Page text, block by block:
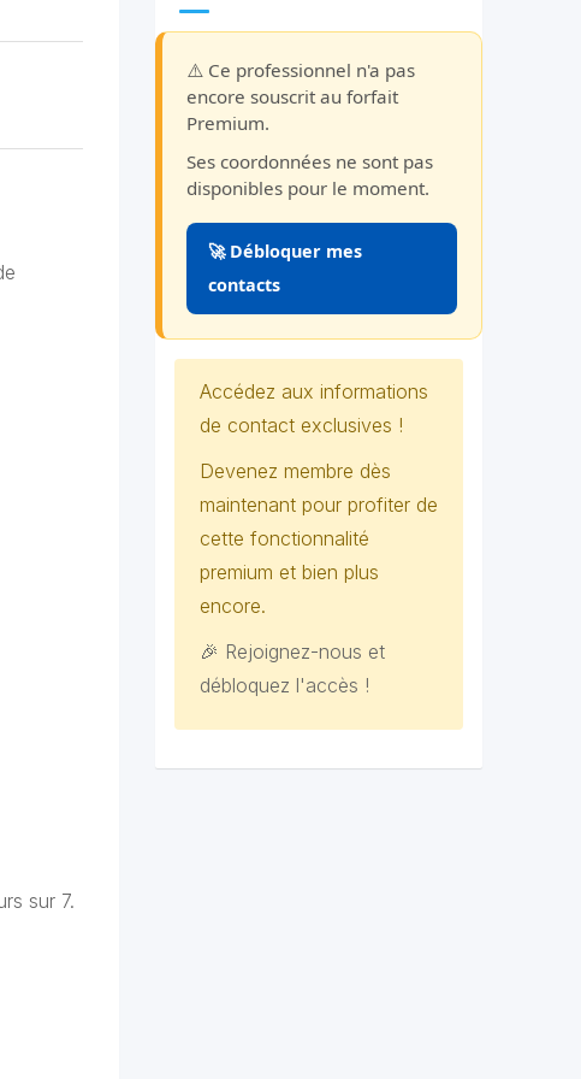
sur 7.
⚠️ Ce professionnel n'a pas
encore souscrit au forfait
Premium.
Ses coordonnées ne sont pas
disponibles pour le moment.
🚀 Débloquer mes
contacts
Accédez aux informations
de contact exclusives !
Devenez membre dès
maintenant pour profiter de
cette fonctionnalité
premium et bien plus
encore.
🎉 Rejoignez-nous et
débloquez l'accès !